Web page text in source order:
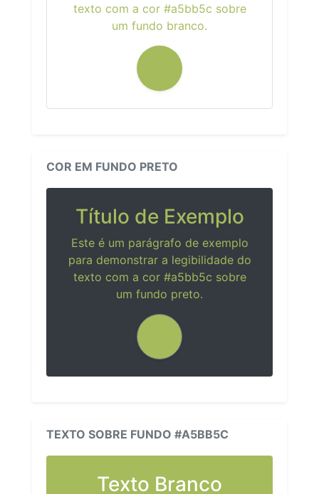
texto com a cor #a5bb5c sobre
um fundo branco.
COR EM FUNDO PRETO
Título de Exemplo
Este é um parágrafo de exemplo
para demonstrar a legibilidade do
texto com a cor #a5bb5c sobre
um fundo preto.
TEXTO SOBRE FUNDO #A5BB5C
Texto Branco